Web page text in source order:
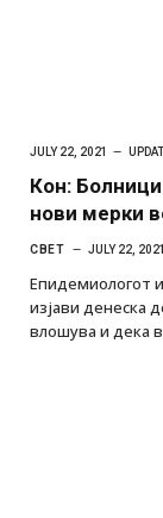
JULY 22, 2021
Кон:
нови мерки
СВЕТ JULY 22, 2021
Епидемиологот
изјави денеска
влошува и дека